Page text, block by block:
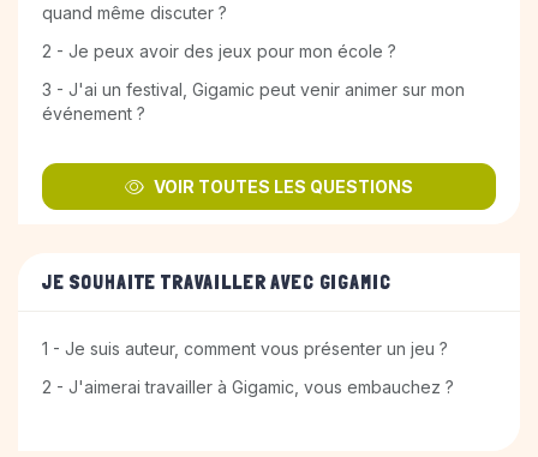
quand même discuter ?
2 - Je peux avoir des jeux pour mon école ?
3 - J'ai un festival, Gigamic peut venir animer sur mon
événement ?
VOIR TOUTES LES QUESTIONS
JE SOUHAITE TRAVAILLER AVEC GIGAMIC
1 - Je suis auteur, comment vous présenter un jeu ?
2 - J'aimerai travailler à Gigamic, vous embauchez ?